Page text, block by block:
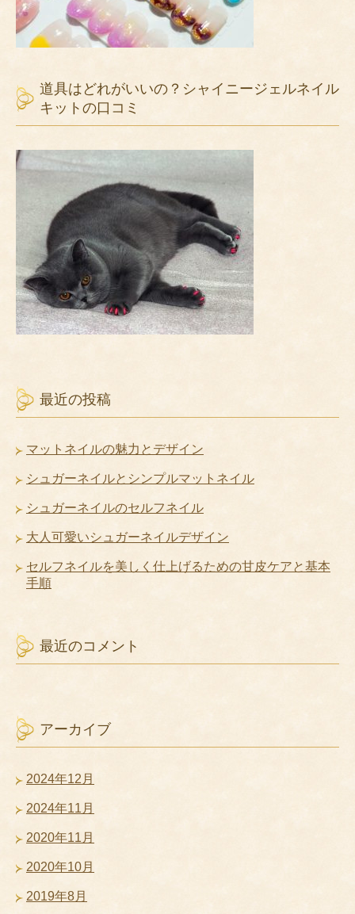
道具はどれがいいの？シャイニージェルネイル
キットの口コミ
最近の投稿
マットネイルの魅力とデザイン
シュガーネイルとシンプルマットネイル
シュガーネイルのセルフネイル
大人可愛いシュガーネイルデザイン
セルフネイルを美しく仕上げるための甘皮ケアと基本
手順
最近のコメント
アーカイブ
2024年12月
2024年11月
2020年11月
2020年10月
2019年8月